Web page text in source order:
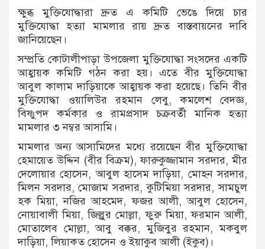
ক্ষুব্ধ মুক্তিযোদ্ধারা দ্রুত এ কমিটি ভেঙে দিয়ে চার
মুক্তিযোদ্ধা হত্যা মামলার রায় দ্রুত বাস্তবায়নের দাবি
জানিয়েছেন।
সম্প্রতি কোটালীপাড়া উপজেলা মুক্তিযোদ্ধা সংসদের একটি
আহ্বায়ক কমিটি গঠন করা হয়। এতে বীর মুক্তিযোদ্ধা
আবুল কালাম দাড়িয়াকে আহ্বায়ক করা হয়েছে। তিনি বীর
মুক্তিযোদ্ধা ওয়ালিউর রহমান লেবু, কমলেশ বেদজ্ঞ,
বিষ্ণুপদ কর্মকার ও রামপ্রসাদ চক্রবর্তী মানিক হত্যা
মামলার ৩ নম্বর আসামি।
মামলার অন্য আসামিদের মধ্যে রয়েছেন বীর মুক্তিযোদ্ধা
হেমায়েত উদ্দিন (বীর বিক্রম), ফারুকুজ্জামান সরদার, মীর
দেলোয়ার হোসেন, আবুল হাসেম দাড়িয়া, মোহন সরদার,
মিলন সরদার, মোজাম সরদার, কুটিমিয়া সরদার, সামচুল
হক মিয়া, নজির আহমেদ, ফজর আলী, আবুল হোসেন,
নোয়াবালী মিয়া, জিল্লুর মোল্লা, ফুরু মিয়া, ফরমান আলী,
মোতালেব মোল্লা, আবু বক্কর, মুজিবুর রহমান, মকবুল
দাড়িয়া, লিয়াকত হোসেন ও ইয়াকুব আলী (ইকুব)।